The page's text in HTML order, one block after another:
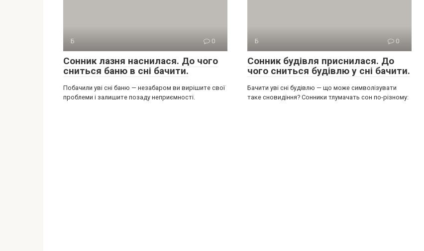
Б 0
Сонник лазня наснилася. До чого
сниться баню в сні бачити.
Побачили уві сні баню — незабаром ви вирішите свої
проблеми і залишите позаду неприємності.
Б 0
Сонник будівля приснилася. До
чого сниться будівлю у сні бачити.
Бачити уві сні будівлю — що може символізувати
таке сновидіння? Сонники тлумачать сон по-різному: